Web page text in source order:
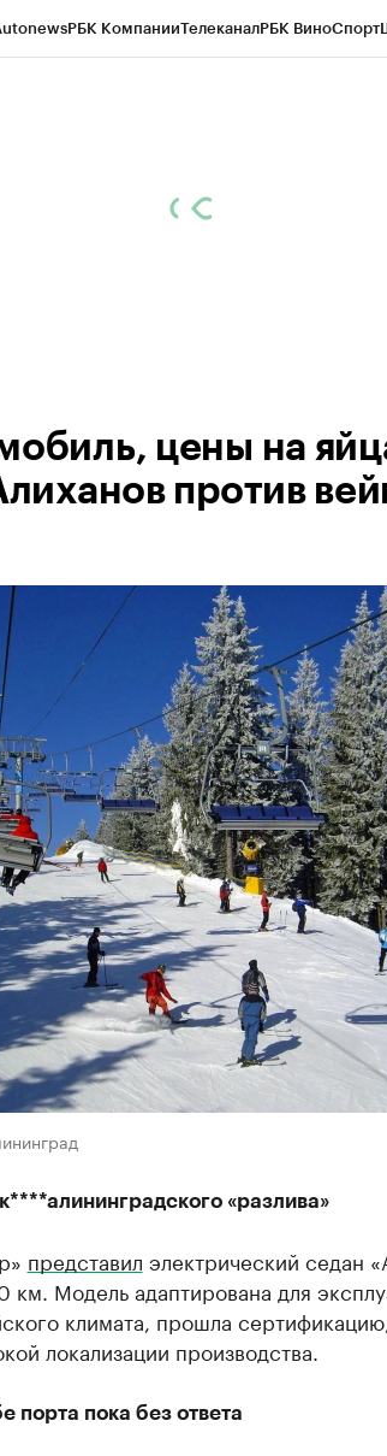
РБК КомпанииТелеканалРБК ВиноСпорт
цены на
против
«разлива»
представил электрический седан
км. Модель адаптирована для
климата, прошла
локализации производства.
порта пока без ответа